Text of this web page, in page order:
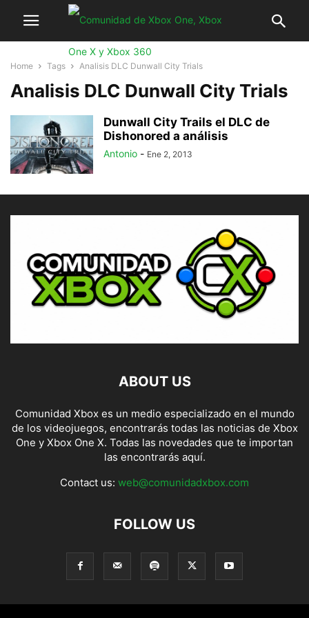
Home Tags Analisis DLC Dunwall City Trials
Analisis DLC Dunwall City Trials
Dunwall City Trails el DLC de
Dishonored a análisis
Antonio - Ene 2, 2013
ABOUT US
Comunidad Xbox es un medio especializado en el mundo
de los videojuegos, encontrarás todas las noticias de Xbox
One y Xbox One X. Todas las novedades que te importan
las encontrarás aquí.
Contact us: web@comunidadxbox.com
FOLLOW US